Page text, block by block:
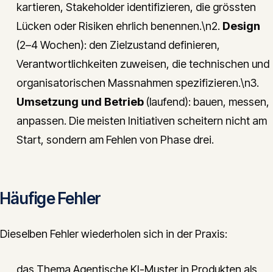
kartieren, Stakeholder identifizieren, die grössten
Lücken oder Risiken ehrlich benennen.\n2. Design
(2–4 Wochen): den Zielzustand definieren,
Verantwortlichkeiten zuweisen, die technischen und
organisatorischen Massnahmen spezifizieren.\n3.
Umsetzung und Betrieb (laufend): bauen, messen,
anpassen. Die meisten Initiativen scheitern nicht am
Start, sondern am Fehlen von Phase drei.
Häufige Fehler
Dieselben Fehler wiederholen sich in der Praxis:
das Thema Agentische KI-Muster in Produkten als